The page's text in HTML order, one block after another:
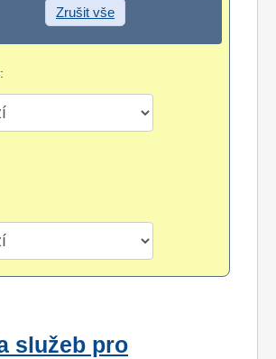
Zrušit vše
služeb pro